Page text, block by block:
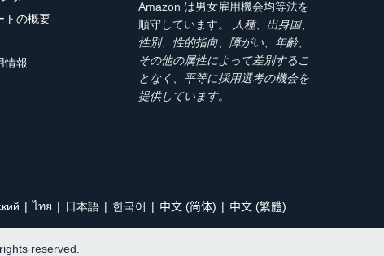
トの概要
情報
Amazon は男女雇用機会均等法を
順守しています。
人種、出身国、
性別、性的指向、障がい、年齢、
その他の属性によって差別するこ
となく、平等に採用選考の機会を
提供しています。
ไทย 日本語 한국어 中文 (简体) 中文 (繁體)
reserved.